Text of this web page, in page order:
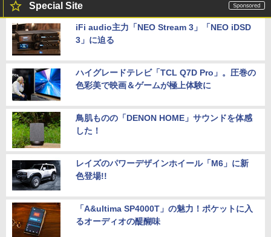
Special Site
iFi audio主力「NEO Stream 3」「NEO iDSD
3」に迫る
ハイグレードテレビ「TCL Q7D Pro」。圧巻の
色彩美で映画＆ゲームが極上体験に
鳥肌ものの「DENON HOME」サウンドを体感
した！
レイズのパワーデザインホイール「M6」に新
色登場!!
「A&ultima SP4000T」の魅力！ポケットに入
るオーディオの醍醐味